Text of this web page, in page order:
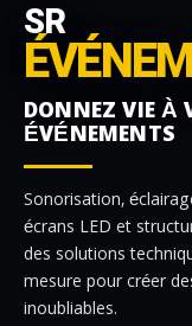
SR
DONNEZ VIE À
ÉVÉNEMENTS
Sonorisation,
écrans LED et
des solutions
mesure pour créer
inoubliables.